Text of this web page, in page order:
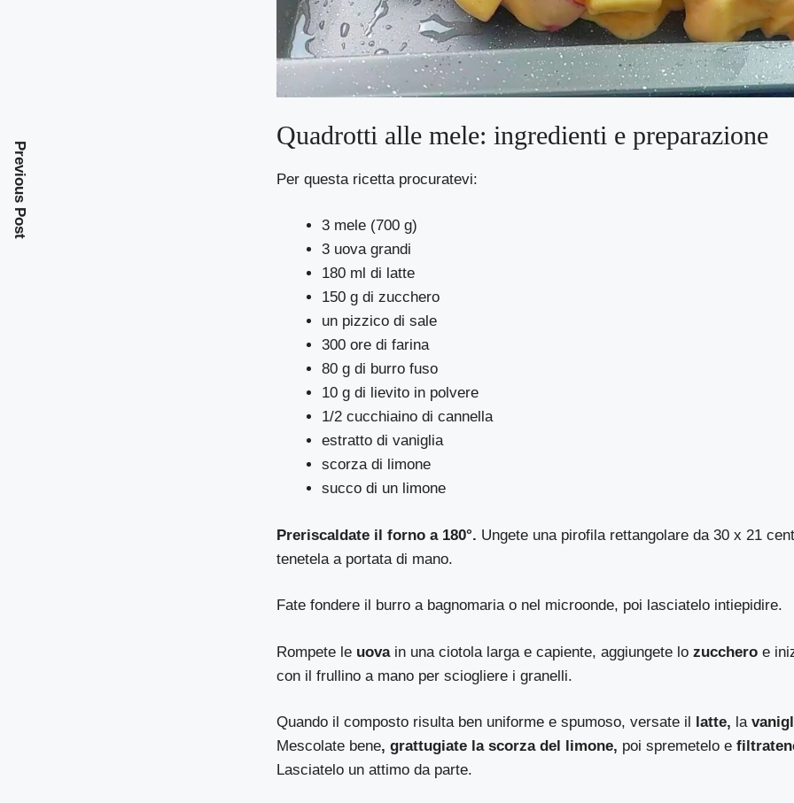
Quadrotti alle mele: ingredienti e preparazione
Per questa ricetta procuratevi:
3 mele (700 g)
3 uova grandi
180 ml di latte
150 g di zucchero
un pizzico di sale
300 ore di farina
80 g di burro fuso
10 g di lievito in polvere
1/2 cucchiaino di cannella
estratto di vaniglia
scorza di limone
succo di un limone
Preriscaldate il forno a 180°. Ungete una pirofila rettangolare da 30 x 21
tenetela a portata di mano.
Fate fondere il burro a bagnomaria o nel microonde, poi lasciatelo intiepidire.
Rompete le uovain una ciotola larga e capiente, aggiungete lozucchero e
con il frullino a mano per sciogliere i granelli.
Quando il composto risulta ben uniforme e spumoso, versate il latte, la
Mescolate bene, grattugiate la scorza del limone, poi spremetelo e
Lasciatelo un attimo da parte.
Previous Post